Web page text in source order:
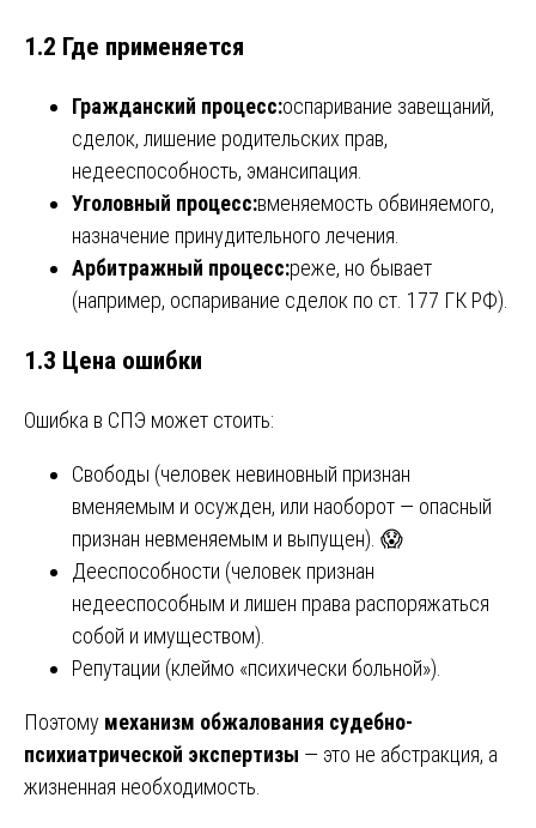
1.2 Где применяется
Гражданский процесс:оспаривание завещаний,
сделок, лишение родительских прав,
недееспособность, эмансипация.
Уголовный процесс:вменяемость обвиняемого,
назначение принудительного лечения.
Арбитражный процесс:реже, но бывает
(например, оспаривание сделок по ст. 177 ГК РФ).
1.3 Цена ошибки
Ошибка в СПЭ может стоить:
Свободы (человек невиновный признан
вменяемым и осужден, или наоборот — опасный
признан невменяемым и выпущен). 😱
Дееспособности (человек признан
недееспособным и лишен права распоряжаться
собой и имуществом).
Репутации (клеймо «психически больной»).
Поэтому механизм обжалования судебно-
психиатрической экспертизы — это не абстракция, а
жизненная необходимость.